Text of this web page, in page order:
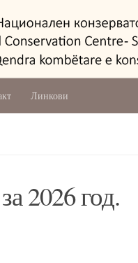
Линкови
2026 год.